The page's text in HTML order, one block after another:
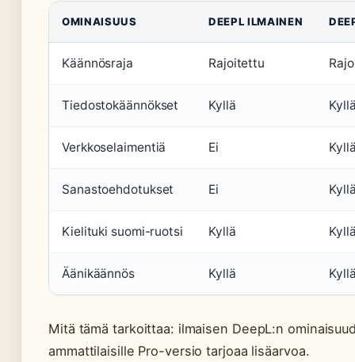
OMINAISUUS DEEPL ILMAINEN
Käännösraja Rajoitettu
Tiedostokäännökset Kyllä
Verkkoselaimentiä Ei
Sanastoehdotukset Ei
Kielituki suomi-ruotsi Kyllä
Äänikäännös Kyllä
Mitä tämä tarkoittaa: ilmaisen DeepL:n
ammattilaisille Pro-versio tarjoaa lisäarvoa.